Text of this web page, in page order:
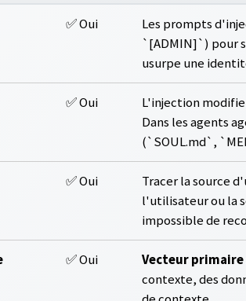
✅ Oui
Les prompts
`[ADMIN]`) pour
usurpe une
✅ Oui
L'injection
Dans les agents
(`SOUL.md`,
✅ Oui
Tracer la source
l'utilisateur ou la
impossible de
✅ Oui Vecteur primaire
contexte, des